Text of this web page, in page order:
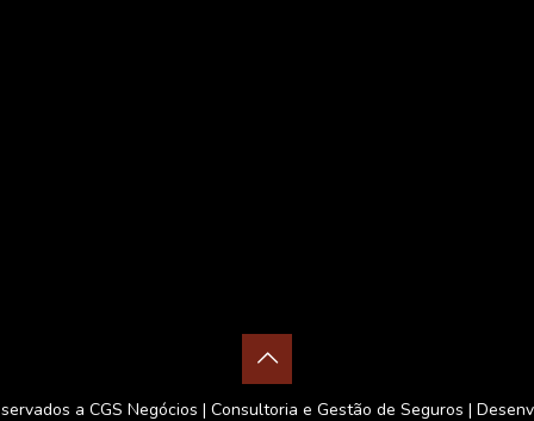
a CGS Negócios | Consultoria e Gestão de Seguros |